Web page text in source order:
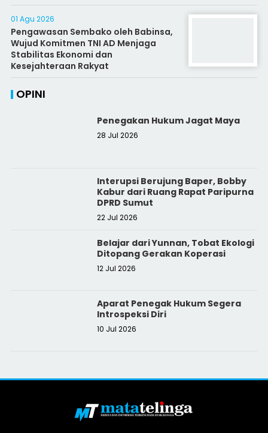
01 Agu 2026
Pengawasan Sembako oleh Babinsa,
Wujud Komitmen TNI AD Menjaga
Stabilitas Ekonomi dan
Kesejahteraan Rakyat
OPINI
Penegakan Hukum Jagat Maya
28 Jul 2026
Interupsi Berujung Baper, Bobby
Kabur dari Ruang Rapat Paripurna
DPRD Sumut
22 Jul 2026
Belajar dari Yunnan, Tobat Ekologi
Ditopang Gerakan Koperasi
12 Jul 2026
Aparat Penegak Hukum Segera
Introspeksi Diri
10 Jul 2026